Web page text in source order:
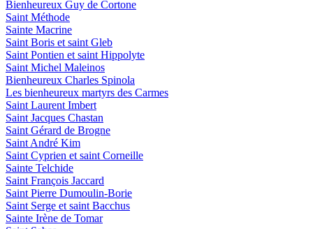
Bienheureux Guy de Cortone
Saint Méthode
Sainte Macrine
Saint Boris et saint Gleb
Saint Pontien et saint Hippolyte
Saint Michel Maleinos
Bienheureux Charles Spinola
Les bienheureux martyrs des Carmes
Saint Laurent Imbert
Saint Jacques Chastan
Saint Gérard de Brogne
Saint André Kim
Saint Cyprien et saint Corneille
Sainte Telchide
Saint François Jaccard
Saint Pierre Dumoulin-Borie
Saint Serge et saint Bacchus
Sainte Irène de Tomar